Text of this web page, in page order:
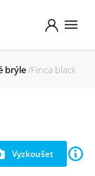
brýle Finca black
Vyzkoušet